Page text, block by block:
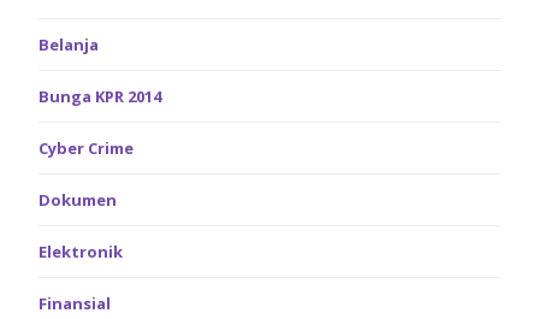
Belanja
Bunga KPR 2014
Cyber Crime
Dokumen
Elektronik
Finansial